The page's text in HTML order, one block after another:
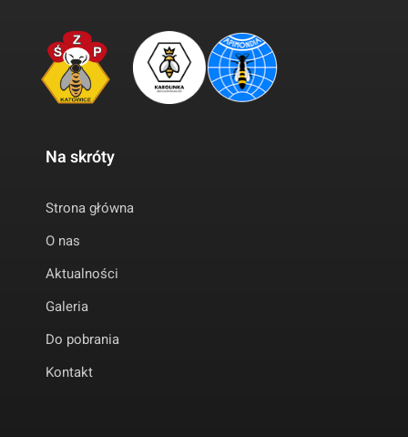
Na skróty
Strona główna
O nas
Aktualności
Galeria
Do pobrania
Kontakt